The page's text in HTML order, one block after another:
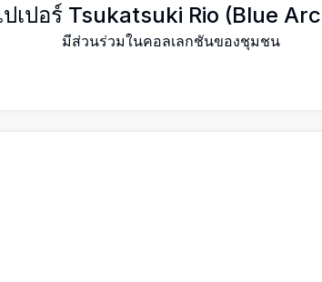
ปเปอร์ Tsukatsuki Rio (Blue
มีส่วนร่วมในคอลเลกชันของชุมชน